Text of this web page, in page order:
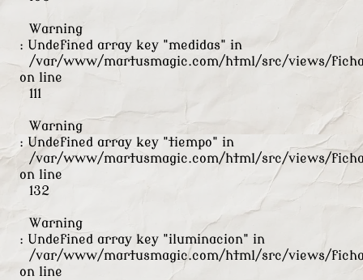
Warning
: Undefined array key "medidas" in
/var/www/martusmagic.com/html/src/views/
on line
111
Warning
: Undefined array key "tiempo" in
/var/www/martusmagic.com/html/src/views/
on line
132
Warning
: Undefined array key "iluminacion" in
/var/www/martusmagic.com/html/src/views/
on line